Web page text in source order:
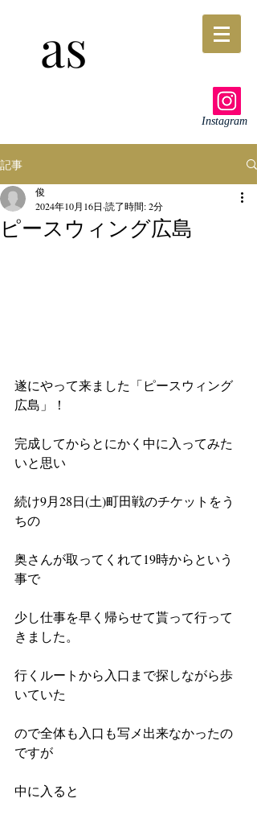
as
Instagram
記事
ピースウィング広島
俊
2024年10月16日 読了時間: 2分
遂にやって来ました「ピースウィング
広島」！
完成してからとにかく中に入ってみた
いと思い
続け9月28日(土)町田戦のチケットをう
ちの
奥さんが取ってくれて19時からという
事で
少し仕事を早く帰らせて貰って行って
きました。
行くルートから入口まで探しながら歩
いていた
ので全体も入口も写メ出来なかったの
ですが
中に入ると